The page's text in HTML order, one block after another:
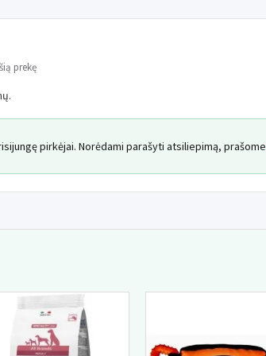
prekę
pirkėjai. Norėdami parašyti atsiliepimą, prašome